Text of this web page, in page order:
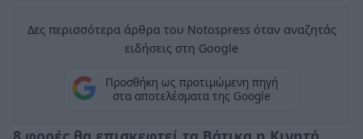
Δες περισσότερα άρθρα του Notospress όταν αναζητάς
ειδήσεις στη Google
Προσθήκη ως προτιμώμενη πηγή
στα αποτελέσματα της Google